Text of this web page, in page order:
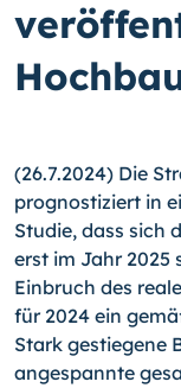
(26.7.2024) Die
prognostiziert in
Studie, dass sich
erst im Jahr 2025
Einbruch des
für 2024 ein
Stark gestiegene
angespannte